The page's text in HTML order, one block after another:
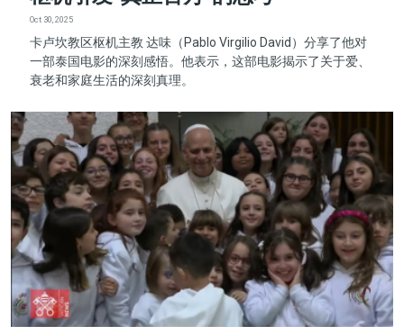
Oct 30, 2025
卡卢坎教区枢机主教 达味（Pablo Virgilio David）分享了他对
一部泰国电影的深刻感悟。他表示，这部电影揭示了关于爱、
衰老和家庭生活的深刻真理。